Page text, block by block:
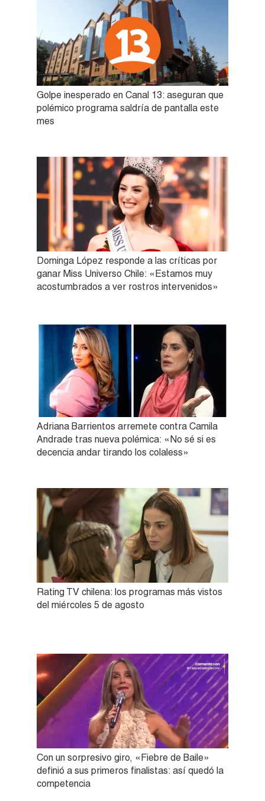
Golpe inesperado en Canal 13: aseguran que
polémico programa saldría de pantalla este
mes
Dominga López responde a las críticas por
ganar Miss Universo Chile: «Estamos muy
acostumbrados a ver rostros intervenidos»
Adriana Barrientos arremete contra Camila
Andrade tras nueva polémica: «No sé si es
decencia andar tirando los colaless»
Rating TV chilena: los programas más vistos
del miércoles 5 de agosto
Con un sorpresivo giro, «Fiebre de Baile»
definió a sus primeros finalistas: así quedó la
competencia